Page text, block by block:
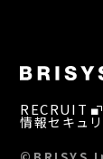
RECRUIT
情報セキュ